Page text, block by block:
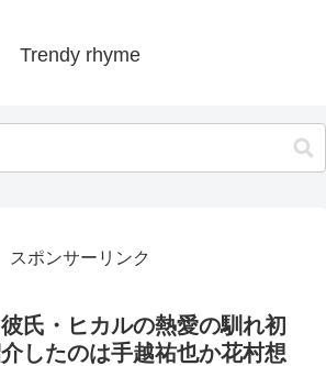
Trendy rhyme
スポンサーリンク
氏・ヒカルの熱愛の馴れ初
したのは手越祐也か花村想